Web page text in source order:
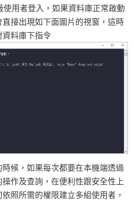
使用者登入，如果資料庫正常啟動
接出現如下面圖片的視窗，這時
料庫下指令
候，如果每次都要在本機端透過
作及查詢，在便利性跟安全性上
照所需的權限建立多組使用者，